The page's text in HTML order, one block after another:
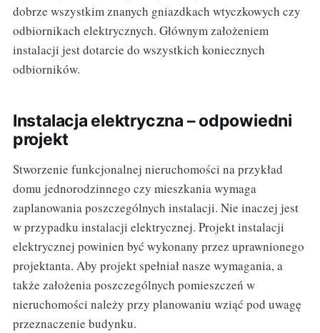
dobrze wszystkim znanych gniazdkach wtyczkowych czy
odbiornikach elektrycznych. Głównym założeniem
instalacji jest dotarcie do wszystkich koniecznych
odbiorników.
Instalacja elektryczna – odpowiedni
projekt
Stworzenie funkcjonalnej nieruchomości na przykład
domu jednorodzinnego czy mieszkania wymaga
zaplanowania poszczególnych instalacji. Nie inaczej jest
w przypadku instalacji elektrycznej. Projekt instalacji
elektrycznej powinien być wykonany przez uprawnionego
projektanta. Aby projekt spełniał nasze wymagania, a
także założenia poszczególnych pomieszczeń w
nieruchomości należy przy planowaniu wziąć pod uwagę
przeznaczenie budynku.